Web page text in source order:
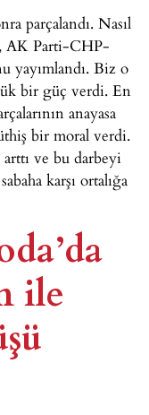
parçalandı. Nasıl
AK Parti-CHP-
yayımlandı. Biz o
bir güç verdi. En
anayasa
bir moral verdi.
ve bu darbeyi
karşı ortalığa
ile